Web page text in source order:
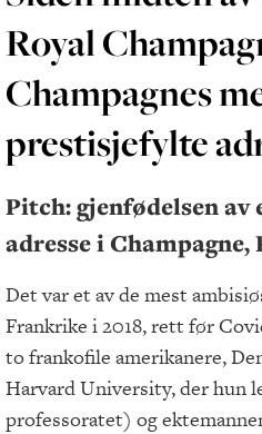
Royal
Champagnes
prestisjefylte
Pitch: gjenfødelsen
adresse i Champagne,
Det var et av de mest
Frankrike i 2018, rett før
to frankofile amerikanere,
Harvard University, der hun
professoratet) og